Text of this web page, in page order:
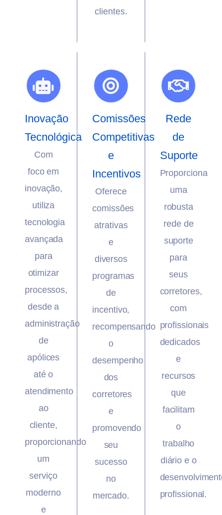
clientes.
Inovação
Tecnológica
Com
foco em
inovação,
utiliza
tecnologia
avançada
para
otimizar
processos,
desde a
administração
de
apólices
até o
atendimento
ao
cliente,
proporcionando
um
serviço
moderno
e
Comissões
Competitivas
e
Incentivos
Oferece
comissões
atrativas
e
diversos
programas
de
incentivo,
recompensando
o
desempenho
dos
corretores
e
promovendo
seu
sucesso
no
mercado.
Rede
de
Suporte
Proporciona
uma
robusta
rede de
suporte
para
seus
corretores,
com
profissionais
dedicados
e
recursos
que
facilitam
o
trabalho
diário e o
profissional.